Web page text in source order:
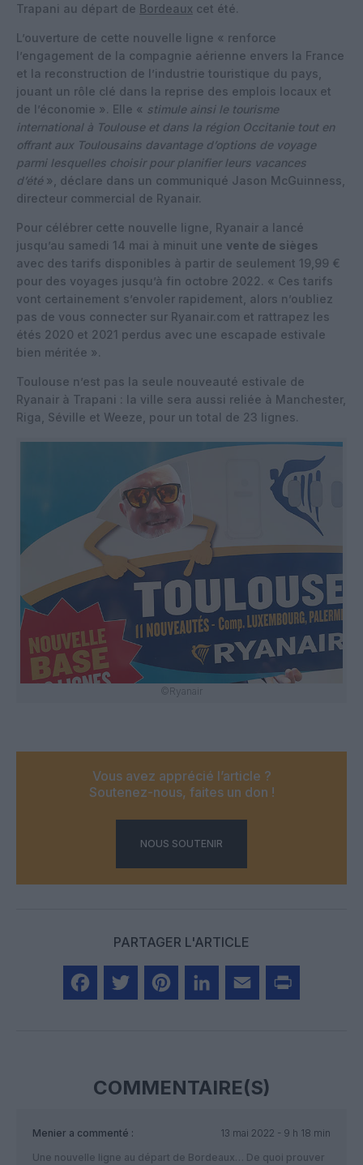
Trapani au départ de Bordeaux cet été.
L’ouverture de cette nouvelle ligne « renforce
l’engagement de la compagnie aérienne envers la France
et la reconstruction de l’industrie touristique du pays,
jouant un rôle clé dans la reprise des emplois locaux et
de l’économie ». Elle « stimule ainsi le tourisme
international à Toulouse et dans la région Occitanie tout en
offrant aux Toulousains davantage d’options de voyage
parmi lesquelles choisir pour planifier leurs vacances
d’été », déclare dans un communiqué Jason McGuinness,
directeur commercial de Ryanair.
Pour célébrer cette nouvelle ligne, Ryanair a lancé
jusqu’au samedi 14 mai à minuit une vente de sièges
avec des tarifs disponibles à partir de seulement 19,99 €
pour des voyages jusqu’à fin octobre 2022. « Ces tarifs
vont certainement s’envoler rapidement, alors n’oubliez
pas de vous connecter sur Ryanair.com et rattrapez les
étés 2020 et 2021 perdus avec une escapade estivale
bien méritée ».
Toulouse n’est pas la seule nouveauté estivale de
Ryanair à Trapani : la ville sera aussi reliée à Manchester,
Riga, Séville et Weeze, pour un total de 23 lignes.
©Ryanair
Vous avez apprécié l’article ?
Soutenez-nous, faites un don !
NOUS SOUTENIR
PARTAGER L'ARTICLE
COMMENTAIRE(S)
Menier a commenté :
13 mai 2022 - 9 h 18 min
Une nouvelle ligne au départ de Bordeaux… De quoi prouver